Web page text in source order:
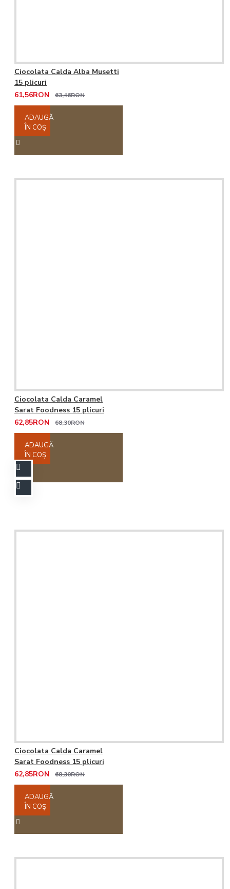
Ciocolata Calda Alba Musetti
15 plicuri
61,56RON
63,46RON
ADAUGĂ
ÎN COŞ
Ciocolata Calda Caramel
Sarat Foodness 15 plicuri
62,85RON
68,30RON
ADAUGĂ
ÎN COŞ
Ciocolata Calda Caramel
Sarat Foodness 15 plicuri
62,85RON
68,30RON
ADAUGĂ
ÎN COŞ